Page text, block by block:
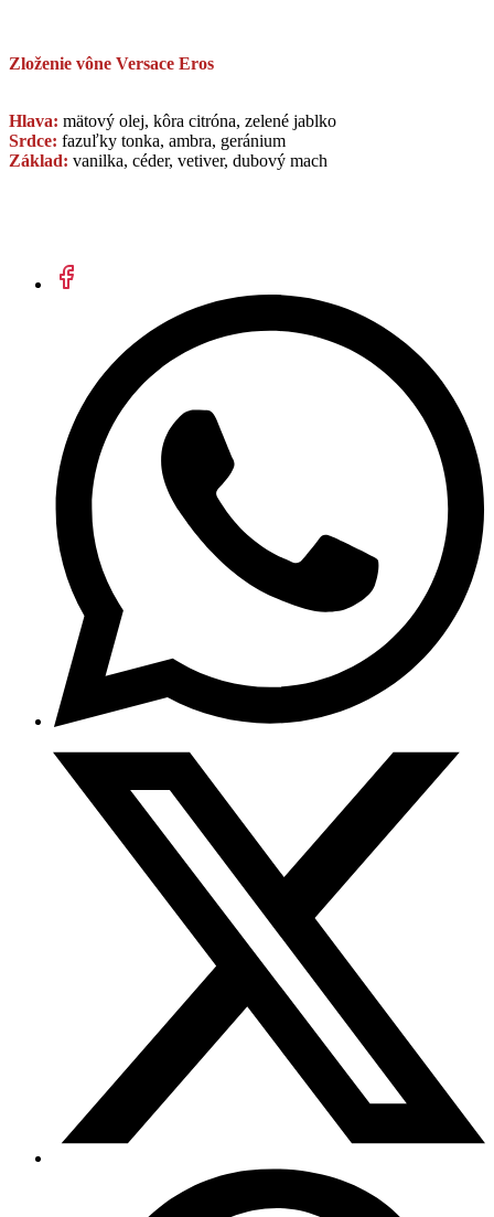
Zloženie vône Versace Eros
Hlava: mätový olej, kôra citróna, zelené jablko
Srdce: fazuľky tonka, ambra, geránium
Základ: vanilka, céder, vetiver, dubový mach